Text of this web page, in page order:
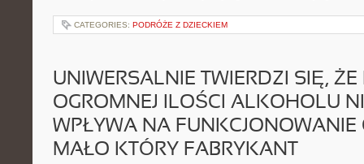
CATEGORIES: PODRÓŻE Z DZIECKIEM
UNIWERSALNIE TWIERDZI SIĘ, ŻE
OGROMNEJ ILOŚCI ALKOHOLU
WPŁYWA NA FUNKCJONOWANIE
MAŁO KTÓRY FABRYKANT